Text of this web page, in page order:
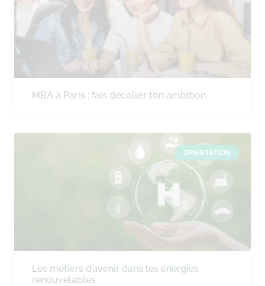
MBA à Paris : fais décoller ton ambition
ORIENTATION
Les métiers d’avenir dans les énergies
renouvelables